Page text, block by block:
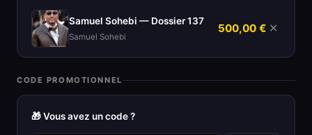
Samuel Sohebi — Dossier 137
Samuel Sohebi
500,00 € ✕
CODE PROMOTIONNEL
🎁 Vous avez un code ?